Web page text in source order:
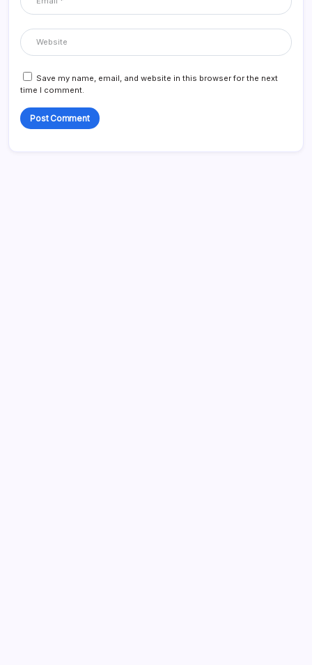
Save my name, email, and website in this browser for the next
time I comment.